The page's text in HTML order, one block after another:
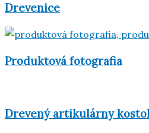
Drevenice
Produktová fotografia
Drevený artikulárny